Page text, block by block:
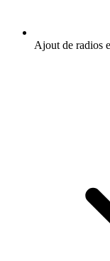
Ajout de radios